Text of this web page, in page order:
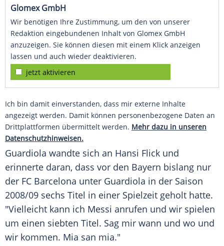
Glomex GmbH
Wir benötigen Ihre Zustimmung, um den von unserer
Redaktion eingebundenen Inhalt von Glomex GmbH
anzuzeigen. Sie können diesen mit einem Klick anzeigen
lassen und auch wieder deaktivieren.
jetzt aktivieren
Ich bin damit einverstanden, dass mir externe Inhalte
angezeigt werden. Damit können personenbezogene Daten an
Drittplattformen übermittelt werden. Mehr dazu in unseren
Datenschutzhinweisen.
Guardiola wandte sich an Hansi Flick und
erinnerte daran, dass vor den Bayern bislang nur
der FC Barcelona unter Guardiola in der Saison
2008/09 sechs Titel in einer Spielzeit geholt hatte.
"Vielleicht kann ich Messi anrufen und wir spielen
um einen siebten Titel. Sag mir wann und wo und
wir kommen. Mia san mia."